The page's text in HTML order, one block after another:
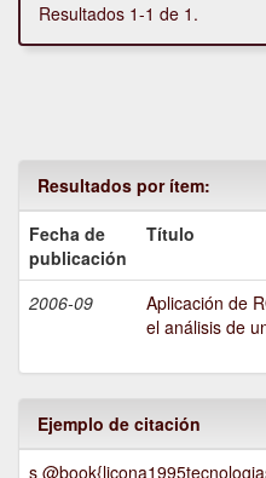
Resultados 1-1 de 1.
Resultados por ítem:
Fecha de
publicación
Título
2006-09
Aplicación de
el análisis de
Ejemplo de citación
s